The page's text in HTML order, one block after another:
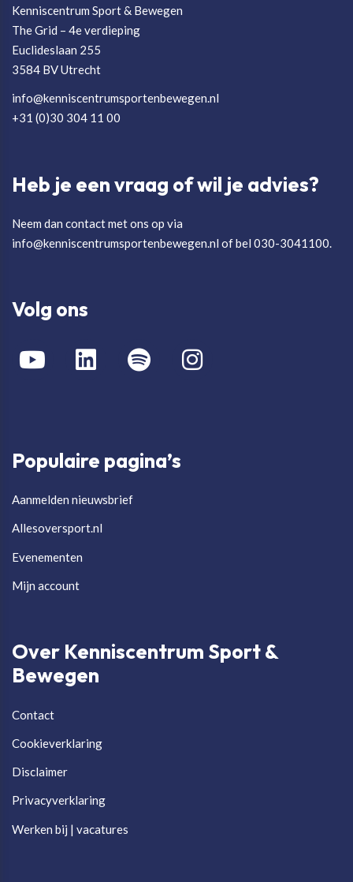
Kenniscentrum Sport & Bewegen
The Grid – 4e verdieping
Euclideslaan 255
3584 BV Utrecht
info@kenniscentrumsportenbewegen.nl
+31 (0)30 304 11 00
Heb je een vraag of wil je advies?
Neem dan contact met ons op via
info@kenniscentrumsportenbewegen.nl of bel 030-3041100.
Volg ons
Populaire pagina’s
Aanmelden nieuwsbrief
Allesoversport.nl
Evenementen
Mijn account
Over Kenniscentrum Sport &
Bewegen
Contact
Cookieverklaring
Disclaimer
Privacyverklaring
Werken bij | vacatures